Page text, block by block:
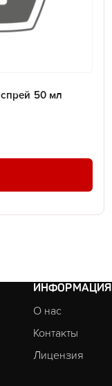
спрей 50 мл
ИНФОРМАЦИЯ
О нас
Контакты
Лицензия